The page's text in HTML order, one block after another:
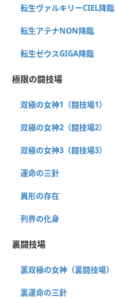
転生ヴァルキリーCIEL降臨
転生アテナNON降臨
転生ゼウスGIGA降臨
極限の闘技場
双極の女神1（闘技場1）
双極の女神2（闘技場2）
双極の女神3（闘技場3）
運命の三針
異形の存在
列界の化身
裏闘技場
裏双極の女神（裏闘技場）
裏運命の三針